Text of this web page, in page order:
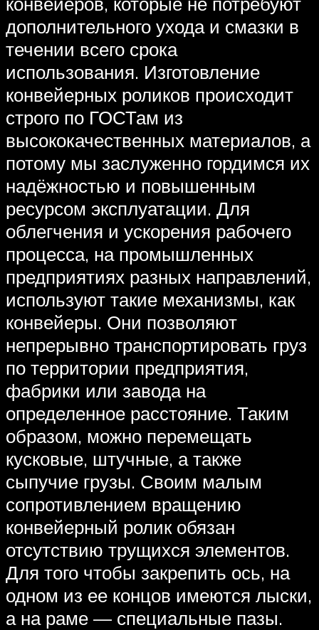
дополнительного ухода и смазки в
течении всего срока
использования. Изготовление
конвейерных роликов происходит
строго по ГОСТам из
высококачественных материалов, а
потому мы заслуженно гордимся их
надёжностью и повышенным
ресурсом эксплуатации. Для
облегчения и ускорения рабочего
процесса, на промышленных
предприятиях разных направлений,
используют такие механизмы, как
конвейеры. Они позволяют
непрерывно транспортировать груз
по территории предприятия,
фабрики или завода на
определенное расстояние. Таким
образом, можно перемещать
кусковые, штучные, а также
сыпучие грузы. Своим малым
сопротивлением вращению
конвейерный ролик обязан
отсутствию трущихся элементов.
Для того чтобы закрепить ось, на
одном из ее концов имеются лыски,
а на раме — специальные пазы.